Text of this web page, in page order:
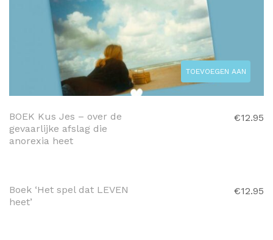
TOEVOEGEN AAN
BOEK Kus Jes – over de
gevaarlijke afslag die
anorexia heet
€12.95
Boek ‘Het spel dat LEVEN
heet’
€12.95